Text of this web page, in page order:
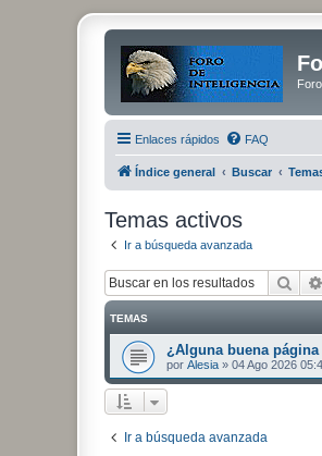
Enlaces rápidos FAQ
Índice general Buscar
Temas activos
Ir a búsqueda avanzada
TEMAS
¿Alguna buena
por Alesia » 04 Ago 2026
Ir a búsqueda avanzada